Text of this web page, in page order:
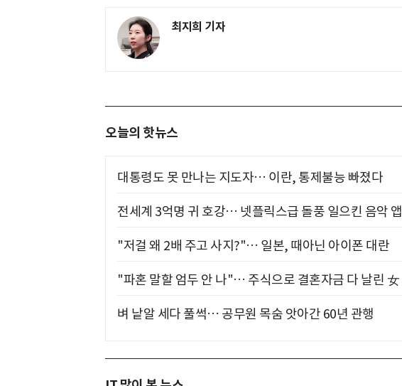
최지희 기자
오늘의 핫뉴스
대통령도 못 만나는 지도자… 이란, 통제불능 빠졌다
전세계 3억명 귀 호강… 넷플릭스급 돌풍 일으킨 음악 앱
"저걸 왜 2배 주고 사지?"… 일본, 때아닌 아이폰 대란
"파혼 말할 엄두 안 나"… 주식으로 결혼자금 다 날린 女
벼 낱알 세다 풀썩… 공무원 목숨 앗아간 60년 관행